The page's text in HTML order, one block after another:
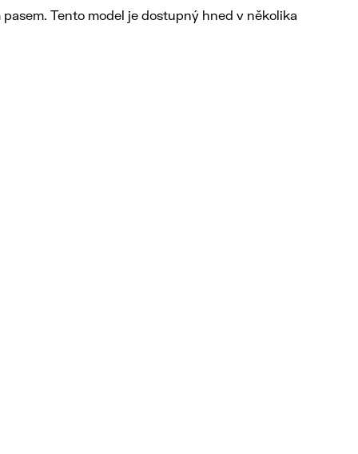
Tento model je dostupný hned v několika